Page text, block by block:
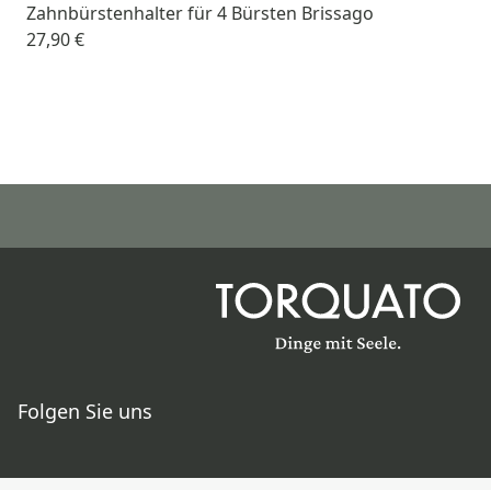
Zahnbürstenhalter für 4 Bürsten Brissago
27,90 €
Folgen Sie uns